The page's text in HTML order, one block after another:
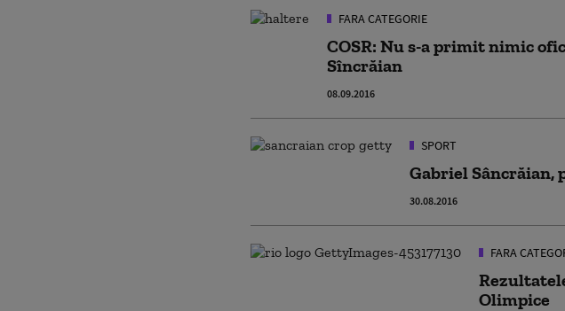
FARA CATEGORIE
COSR: Nu s-a primit nimic
Sîncrăian
08.09.2016
SPORT
Gabriel Sâncrăian,
30.08.2016
FARA
Olimpice